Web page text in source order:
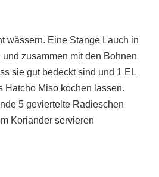
wässern. Eine Stange Lauch in
zusammen mit den Bohnen
sie gut bedeckt sind und 1 EL
Hatcho Miso kochen lassen.
5 geviertelte Radieschen
Koriander servieren